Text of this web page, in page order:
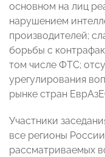
основном на лиц
нарушением
производителей;
борьбы с
том числе ФТС;
урегулирования
рынке стран
Участники
все регионы
рассматриваемых